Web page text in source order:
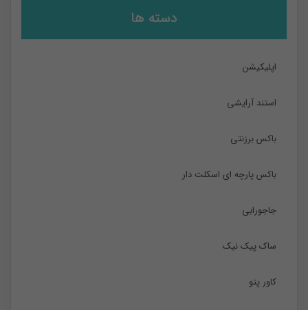
دسته ها
اپلیکیشن
استند آرایشی
باکس برزنتی
باکس پارچه ای اسکلت دار
جاجورابی
ساک پیک نیک
کاور پتو